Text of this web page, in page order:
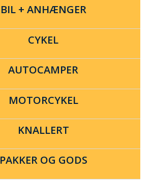
BIL + ANHÆNGER
CYKEL
AUTOCAMPER
MOTORCYKEL
KNALLERT
PAKKER OG GODS